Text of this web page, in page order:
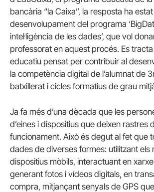
bancària “la Caixa”, la resposta ha
desenvolupament del programa
intel·ligència de les dades’, que vol
professorat en aquest procés. Es
educatiu pensat per contribuir al
la competència digital de l’alumnat de
batxillerat i cicles formatius de grau
Ja fa més d’una dècada que les
d’eines i dispositius que deixen rastres
funcionament. Això és degut al fet que
dades de diverses formes: utilitzant els
dispositius mòbils, interactuant en
generant fotos i vídeos digitals, en
compra, mitjançant senyals de GPS